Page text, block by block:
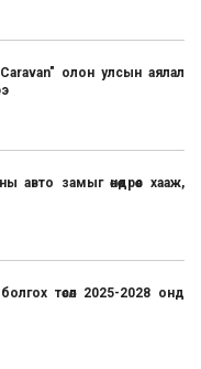
олон улсын аялал
замыг өнөөдрөөс хааж,
төсөл 2025-2028 онд